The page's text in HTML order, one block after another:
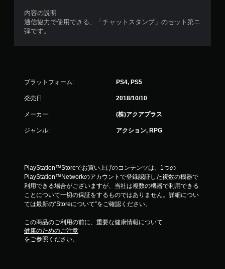
内容の説明
通信協力で使用できる、「チャットスタンプ」のセット第ニ
弾です。
プラットフォーム: PS4, PS5
発売日: 2018/10/10
メーカー: (株)アクアプラス
ジャンル: アクション, RPG
PlayStation™Storeでお買い上げのコンテンツは、1つの
PlayStation™Networkのアカウントで登録認証した複数の機器で
利用できる場合がございますが、当社は複数の機器で利用できる
ことについて一切の保証をするものではありません。詳細につい
ては最新の“Storeについて”をご確認ください。
この商品のご利用の前に、重要な健康情報について
健康のためのご注意
をご参照ください。